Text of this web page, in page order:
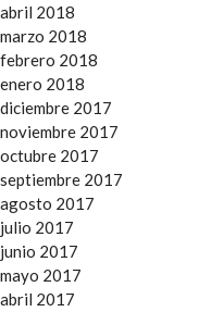
abril 2018
marzo 2018
febrero 2018
enero 2018
diciembre 2017
noviembre 2017
octubre 2017
septiembre 2017
agosto 2017
julio 2017
junio 2017
mayo 2017
abril 2017